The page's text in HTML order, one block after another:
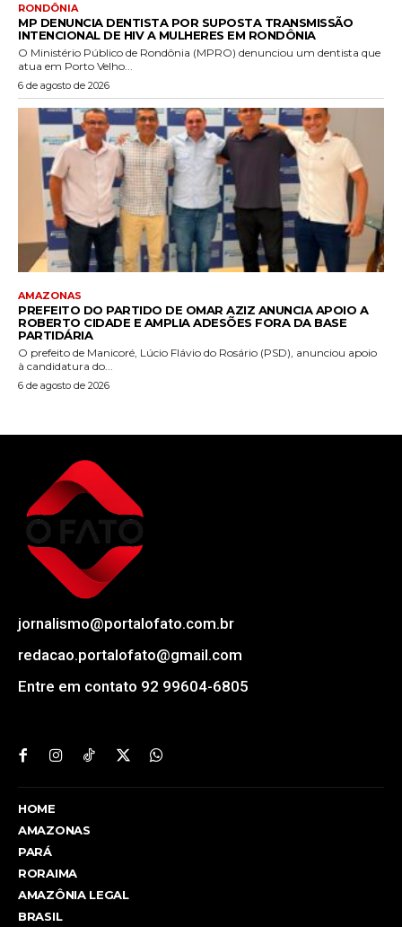
RONDÔNIA
MP DENUNCIA DENTISTA POR SUPOSTA TRANSMISSÃO
INTENCIONAL DE HIV A MULHERES EM RONDÔNIA
O Ministério Público de Rondônia (MPRO) denunciou um dentista que
atua em Porto Velho...
6 de agosto de 2026
AMAZONAS
PREFEITO DO PARTIDO DE OMAR AZIZ ANUNCIA APOIO A
ROBERTO CIDADE E AMPLIA ADESÕES FORA DA BASE
PARTIDÁRIA
O prefeito de Manicoré, Lúcio Flávio do Rosário (PSD), anunciou apoio
à candidatura do...
6 de agosto de 2026
jornalismo@portalofato.com.br
redacao.portalofato@gmail.com
Entre em contato 92 99604-6805
HOME
AMAZONAS
PARÁ
RORAIMA
AMAZÔNIA LEGAL
BRASIL